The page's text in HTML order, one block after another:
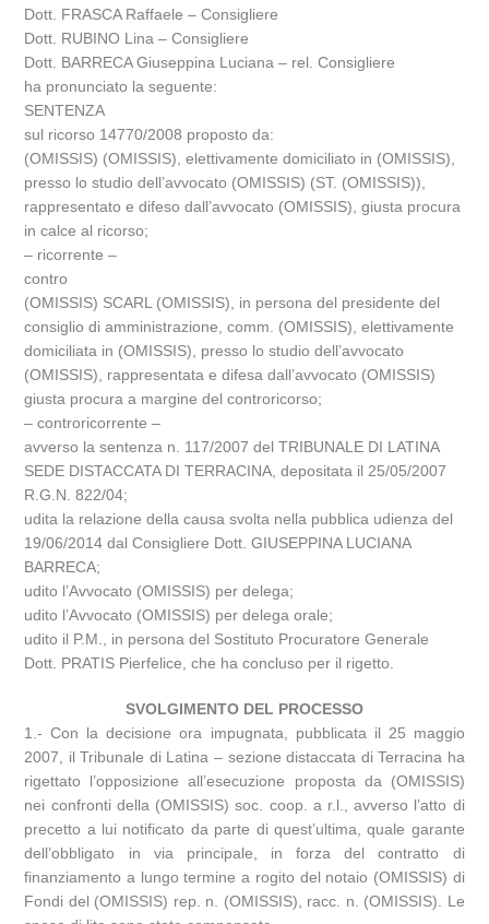
Dott. FRASCA Raffaele – Consigliere
Dott. RUBINO Lina – Consigliere
Dott. BARRECA Giuseppina Luciana – rel. Consigliere
ha pronunciato la seguente:
SENTENZA
sul ricorso 14770/2008 proposto da:
(OMISSIS) (OMISSIS), elettivamente domiciliato in (OMISSIS),
presso lo studio dell’avvocato (OMISSIS) (ST. (OMISSIS)),
rappresentato e difeso dall’avvocato (OMISSIS), giusta procura
in calce al ricorso;
– ricorrente –
contro
(OMISSIS) SCARL (OMISSIS), in persona del presidente del
consiglio di amministrazione, comm. (OMISSIS), elettivamente
domiciliata in (OMISSIS), presso lo studio dell’avvocato
(OMISSIS), rappresentata e difesa dall’avvocato (OMISSIS)
giusta procura a margine del controricorso;
– controricorrente –
avverso la sentenza n. 117/2007 del TRIBUNALE DI LATINA
SEDE DISTACCATA DI TERRACINA, depositata il 25/05/2007
R.G.N. 822/04;
udita la relazione della causa svolta nella pubblica udienza del
19/06/2014 dal Consigliere Dott. GIUSEPPINA LUCIANA
BARRECA;
udito l’Avvocato (OMISSIS) per delega;
udito l’Avvocato (OMISSIS) per delega orale;
udito il P.M., in persona del Sostituto Procuratore Generale
Dott. PRATIS Pierfelice, che ha concluso per il rigetto.
SVOLGIMENTO DEL PROCESSO
1.- Con la decisione ora impugnata, pubblicata il 25 maggio
2007, il Tribunale di Latina – sezione distaccata di Terracina ha
rigettato l’opposizione all’esecuzione proposta da (OMISSIS)
nei confronti della (OMISSIS) soc. coop. a r.l., avverso l’atto di
precetto a lui notificato da parte di quest’ultima, quale garante
dell’obbligato in via principale, in forza del contratto di
finanziamento a lungo termine a rogito del notaio (OMISSIS) di
Fondi del (OMISSIS) rep. n. (OMISSIS), racc. n. (OMISSIS). Le